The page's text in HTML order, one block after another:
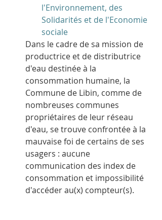
l'Environnement, des
Solidarités et de l'Economie
sociale
Dans le cadre de sa mission de
productrice et de distributrice
d'eau destinée à la
consommation humaine, la
Commune de Libin, comme de
nombreuses communes
propriétaires de leur réseau
d'eau, se trouve confrontée à la
mauvaise foi de certains de ses
usagers : aucune
communication des index de
consommation et impossibilité
d'accéder au(x) compteur(s).